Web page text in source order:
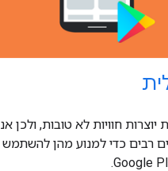
יוצרות חוויות לא טובות, ולכן
רבים כדי למנוע מהן להשתמש